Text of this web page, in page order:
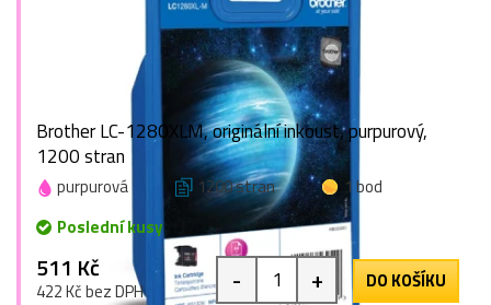
Brother LC-1280XLM, originální inkoust, purpurový,
1200 stran
purpurová 1200 stran
1 bod
Poslední kusy
511 Kč
422 Kč bez DPH - + DO KOŠÍKU